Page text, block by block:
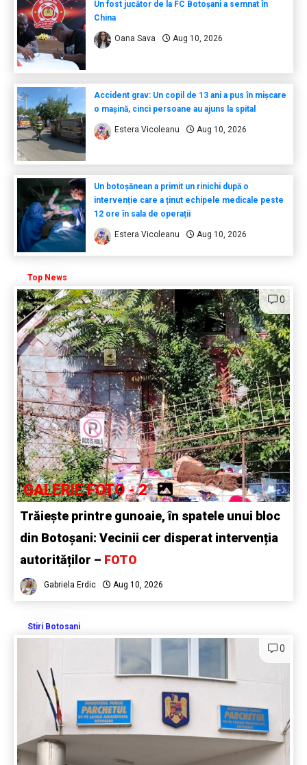
Un fost jucător de la FC Botoșani a semnat în
China
Oana Sava Aug 10, 2026
Accident grav: Un copil de 13 ani a pus în mișcare
o mașină, cinci persoane au ajuns la spital
Estera Vicoleanu Aug 10, 2026
Un botoșănean a primit un rinichi după o
intervenție care a ținut echipele medicale peste
12 ore în sala de operații
Estera Vicoleanu Aug 10, 2026
Top News
0
GALERIE FOTO - 2
Trăiește printre gunoaie, în spatele unui bloc
din Botoșani: Vecinii cer disperat intervenția
autorităților – FOTO
Gabriela Erdic Aug 10, 2026
Stiri Botosani
0